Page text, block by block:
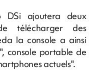
DSi ajoutera deux
télécharger des
la console a ainsi
console portable de
actuels".